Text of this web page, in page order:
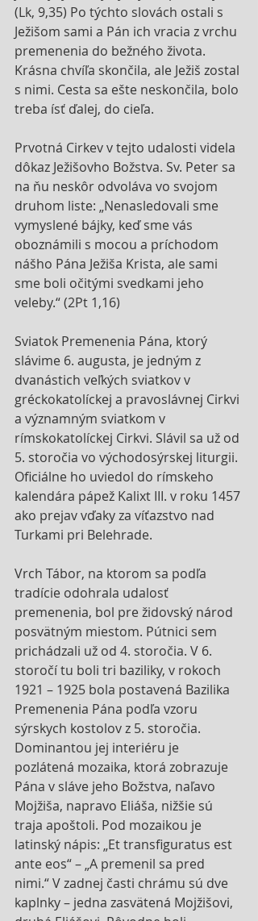
(Lk, 9,35) Po týchto slovách ostali s
Ježišom sami a Pán ich vracia z vrchu
premenenia do bežného života.
Krásna chvíľa skončila, ale Ježiš zostal
s nimi. Cesta sa ešte neskončila, bolo
treba ísť ďalej, do cieľa.
Prvotná Cirkev v tejto udalosti videla
dôkaz Ježišovho Božstva. Sv. Peter sa
na ňu neskôr odvoláva vo svojom
druhom liste: „Nenasledovali sme
vymyslené bájky, keď sme vás
oboznámili s mocou a príchodom
nášho Pána Ježiša Krista, ale sami
sme boli očitými svedkami jeho
veleby.“ (2Pt 1,16)
Sviatok Premenenia Pána, ktorý
slávime 6. augusta, je jedným z
dvanástich veľkých sviatkov v
gréckokatolíckej a pravoslávnej Cirkvi
a významným sviatkom v
rímskokatolíckej Cirkvi. Slávil sa už od
5. storočia vo východosýrskej liturgii.
Oficiálne ho uviedol do rímskeho
kalendára pápež Kalixt III. v roku 1457
ako prejav vďaky za víťazstvo nad
Turkami pri Belehrade.
Vrch Tábor, na ktorom sa podľa
tradície odohrala udalosť
premenenia, bol pre židovský národ
posvätným miestom. Pútnici sem
prichádzali už od 4. storočia. V 6.
storočí tu boli tri baziliky, v rokoch
1921 – 1925 bola postavená Bazilika
Premenenia Pána podľa vzoru
sýrskych kostolov z 5. storočia.
Dominantou jej interiéru je
pozlátená mozaika, ktorá zobrazuje
Pána v sláve jeho Božstva, naľavo
Mojžiša, napravo Eliáša, nižšie sú
traja apoštoli. Pod mozaikou je
latinský nápis: „Et transfiguratus est
ante eos“ – „A premenil sa pred
nimi.“ V zadnej časti chrámu sú dve
kaplnky – jedna zasvätená Mojžišovi,